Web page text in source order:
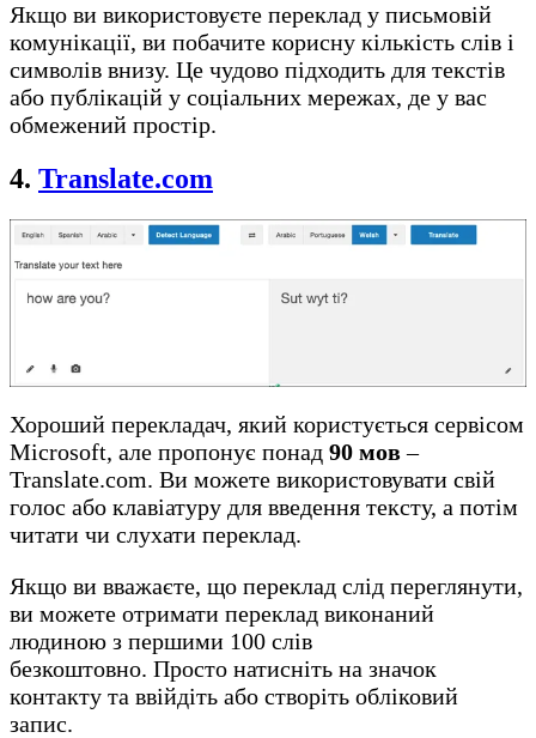
Якщо ви використовуєте переклад у письмовій
комунікації, ви побачите корисну кількість слів і
символів внизу. Це чудово підходить для текстів
або публікацій у соціальних мережах, де у вас
обмежений простір.
4. Translate.com
Хороший перекладач, який користується сервісом
Microsoft, але пропонує понад 90 мов–
Translate.com. Ви можете використовувати свій
голос або клавіатуру для введення тексту, а потім
читати чи слухати переклад.
Якщо ви вважаєте, що переклад слід переглянути,
ви можете отримати переклад виконаний
людиною з першими 100 слів
безкоштовно. Просто натисніть на значок
контакту та ввійдіть або створіть обліковий
запис.